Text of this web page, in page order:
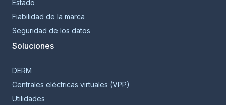
Estado
Fiabilidad de la marca
Seguridad de los datos
Soluciones
DERM
Centrales eléctricas virtuales (VPP)
Utilidades